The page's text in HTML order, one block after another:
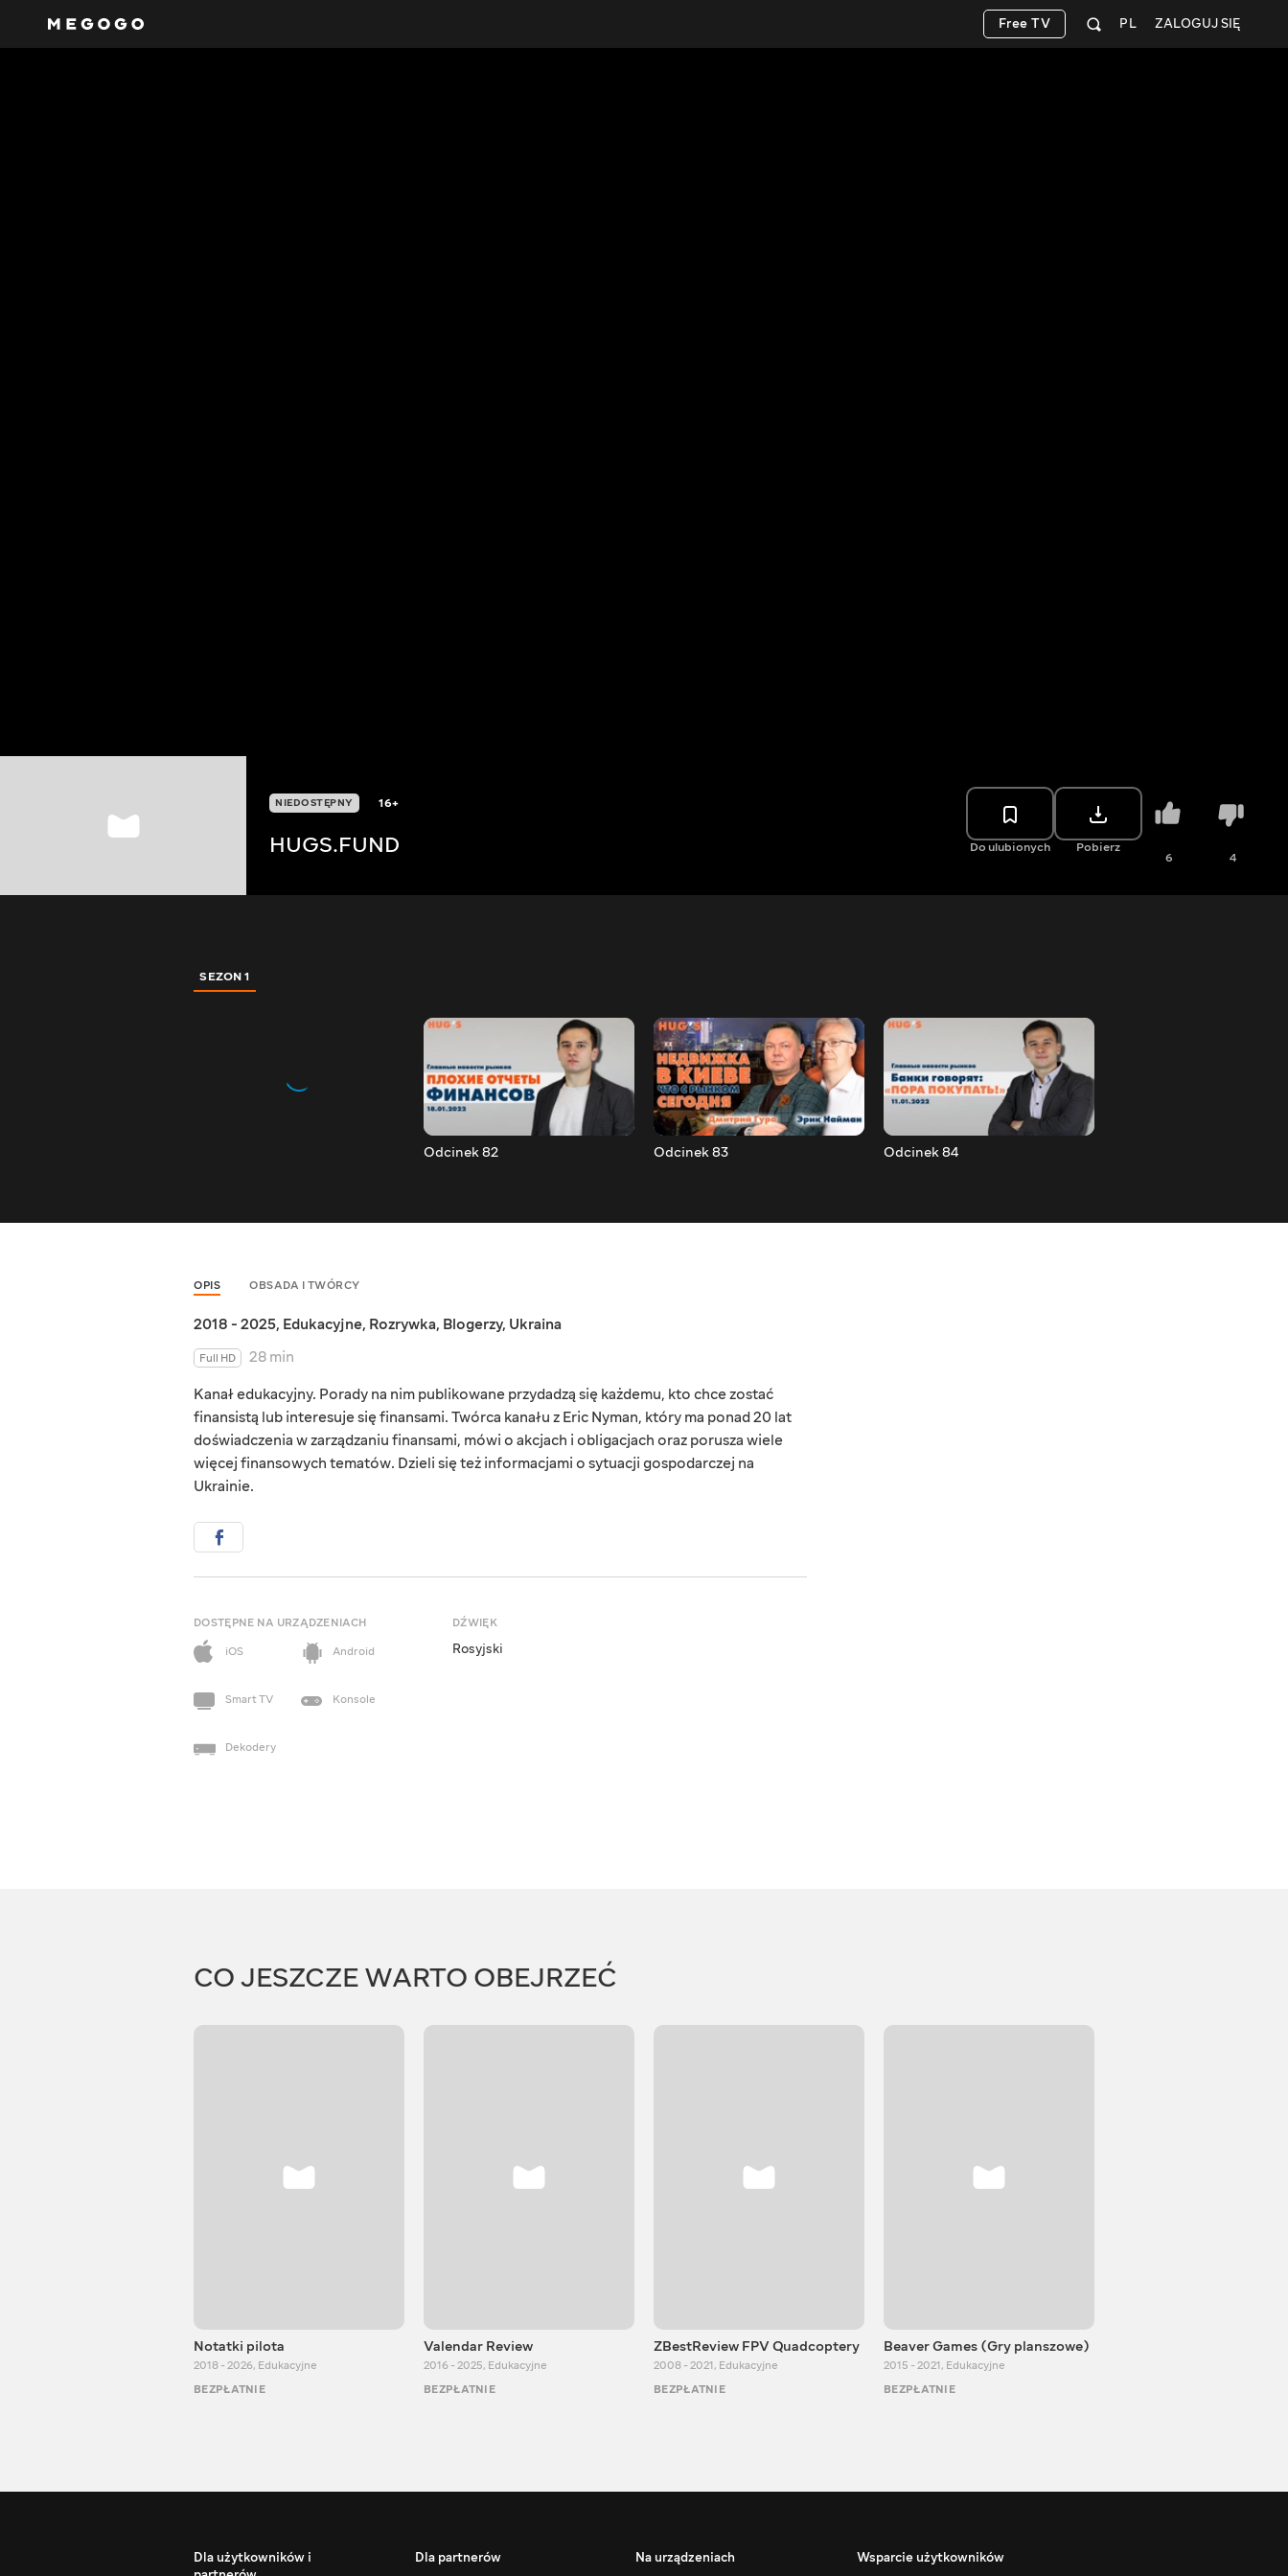
ZALOGUJ SIĘ
PL
Free TV
NIEDOSTĘPNY 16+
HUGS.FUND Do ulubionych Pobierz
6 4
SEZON 1
Odcinek 82 Odcinek 83 Odcinek 84
OPIS OBSADA I TWÓRCY
2018 - 2025, Edukacyjne, Rozrywka, Blogerzy, Ukraina
Full HD
28 min
Kanał edukacyjny. Porady na nim publikowane przydadzą się każdemu, kto chce zostać
finansistą lub interesuje się finansami. Twórca kanału z Eric Nyman, który ma ponad 20 lat
doświadczenia w zarządzaniu finansami, mówi o akcjach i obligacjach oraz porusza wiele
więcej finansowych tematów. Dzieli się też informacjami o sytuacji gospodarczej na
Ukrainie.
DOSTĘPNE NA URZĄDZENIACH
iOS
Android
Smart TV Konsole
Dekodery
DŹWIĘK
Rosyjski
CO JESZCZE WARTO OBEJRZEĆ
Notatki pilota
2018 - 2026, Edukacyjne
BEZPŁATNIE
Valendar Review
2016 - 2025, Edukacyjne
BEZPŁATNIE
ZBestReview FPV Quadcoptery
2008 - 2021, Edukacyjne
BEZPŁATNIE
Beaver Games (Gry planszowe)
2015 - 2021, Edukacyjne
BEZPŁATNIE
Dla użytkowników i
Dla partnerów Na urządzeniach Wsparcie użytkowników